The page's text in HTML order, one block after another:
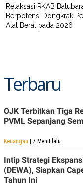
Relaksasi RKAB
Berpotensi Dongkrak
Alat Berat pada 2026
Terbaru
OJK Terbitkan Tiga
PVML Sepanjang
Keuangan | 7 Menit lalu
Intip Strategi
(DEWA), Siapkan
Tahun Ini